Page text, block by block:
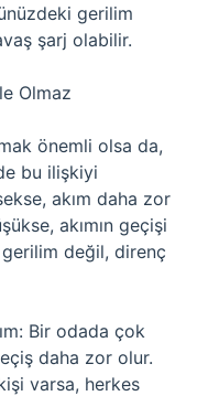
gerilim
şarj olabilir.
Olmaz
önemli olsa da,
bu ilişkiyi
akım daha zor
akımın geçişi
değil, direnç
Bir odada çok
daha zor olur.
varsa, herkes